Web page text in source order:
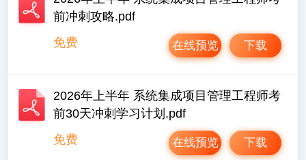
前冲刺攻略.pdf
免费
下载
在线预览
2026年上半年 系统集成项目管理工程师考
前30天冲刺学习计划.pdf
免费
下载
在线预览